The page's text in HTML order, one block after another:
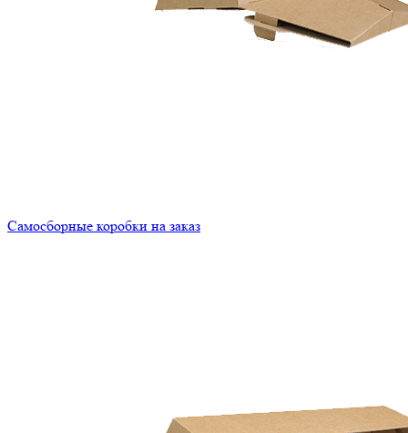
Самосборные коробки на заказ